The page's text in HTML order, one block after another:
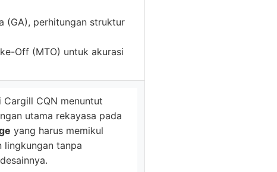
(GA), perhitungan struktur
Off (MTO) untuk akurasi
CQN menuntut
utama rekayasa pada
yang harus memikul
tanpa